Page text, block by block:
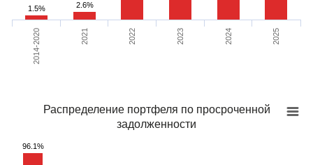
1.5% 2.6%
2014-2020 2021 2022 2023 2024 2025
Распределение портфеля по просроченной
задолженности
96.1%